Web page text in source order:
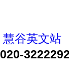
慧谷英文站
020-